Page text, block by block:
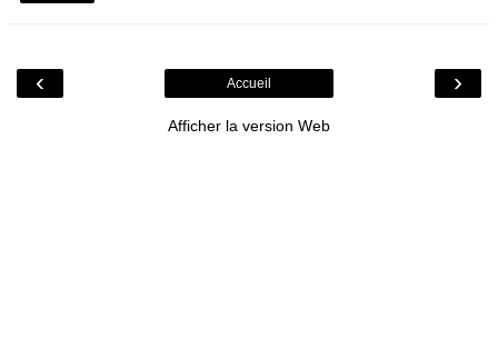
‹ ›
Accueil
Afficher la version Web